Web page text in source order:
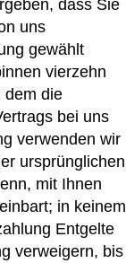
dass Sie
uns
gewählt
vierzehn
dem die
bei uns
verwenden wir
ursprünglichen
mit Ihnen
in keinem
Entgelte
verweigern, bis